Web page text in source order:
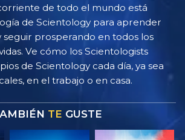
de todo el mundo está
de Scientology para aprender
seguir prosperando en todos los
Ve cómo los Scientologists
de Scientology cada día, ya sea
en el trabajo o en casa.
TE GUSTE